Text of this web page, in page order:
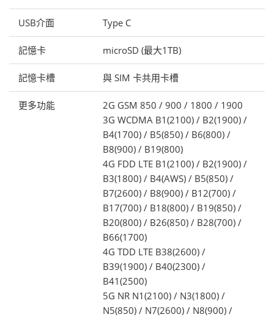
USB介面 Type C
記憶卡 microSD (最大1TB)
記憶卡槽 與 SIM 卡共用卡槽
更多功能
2G GSM 850 / 900 / 1800 / 1900
3G WCDMA B1(2100) / B2(1900) /
B4(1700) / B5(850) / B6(800) /
B8(900) / B19(800)
4G FDD LTE B1(2100) / B2(1900) /
B3(1800) / B4(AWS) / B5(850) /
B7(2600) / B8(900) / B12(700) /
B17(700) / B18(800) / B19(850) /
B20(800) / B26(850) / B28(700) /
B66(1700)
4G TDD LTE B38(2600) /
B39(1900) / B40(2300) /
B41(2500)
5G NR N1(2100) / N3(1800) /
N5(850) / N7(2600) / N8(900) /